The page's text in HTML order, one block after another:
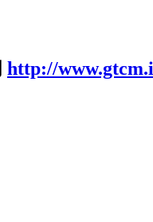
http://